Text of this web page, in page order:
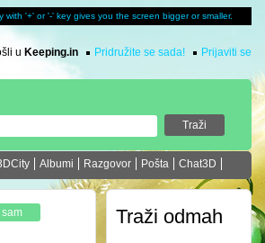
with '+' or '-' key gives you the screen bigger or smaller.
u Keeping.in Pridružite se sada! Prijaviti se
Albumi Razgovor Pošta Chat3D
Traži odmah